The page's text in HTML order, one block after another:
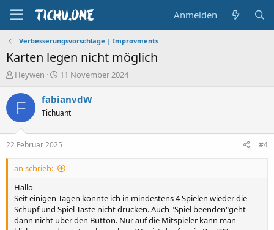
Anmelden
Verbesserungsvorschläge | Improvments
Karten legen nicht möglich
E
s
e
e
Heywen
E
s
e
l
t
a
m
11 November 2024
F fabianvdW
Tichuant
22 Februar 2025 #4
an schrieb:
Hallo
Seit einigen Tagen konnte ich in mindestens 4 Spielen wieder die
Schupf und Spiel Taste nicht drücken. Auch "Spiel beenden"geht
dann nicht über den Button. Nur auf die Mitspieler kann man